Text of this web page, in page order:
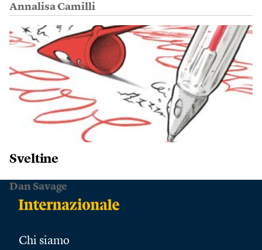
Annalisa Camilli
Sveltine
Dan Savage
Chi siamo